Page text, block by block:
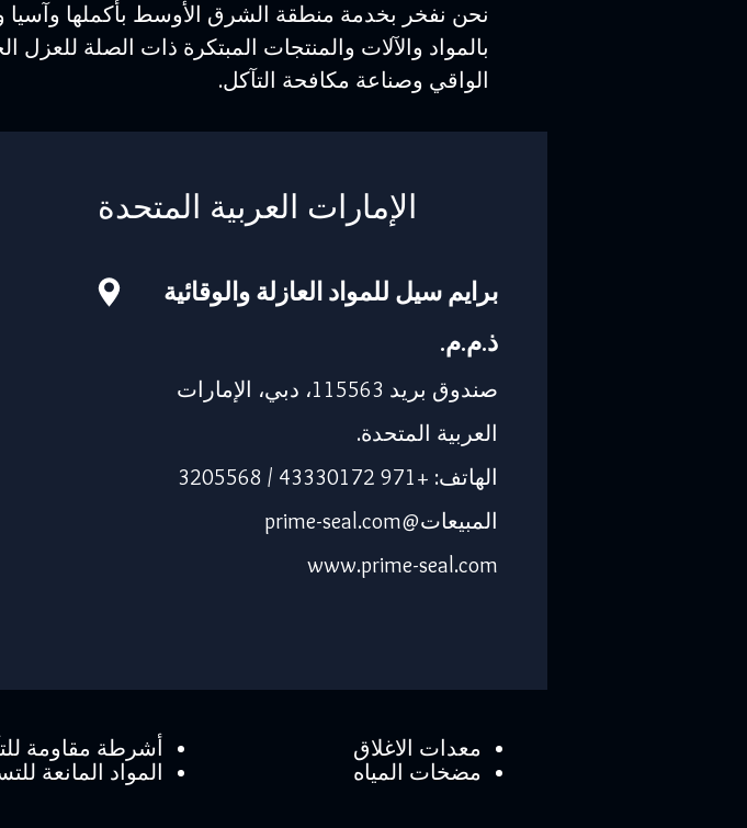
نحن نفخر بخدمة منطقة الشرق الأوسط بأكملها وآسيا
بالمواد والآلات والمنتجات المبتكرة ذات الصلة للعزل
الواقي وصناعة مكافحة التآكل.
الإمارات العربية المتحدة
برايم سيل للمواد العازلة والوقائية
ذ.م.م.
صندوق بريد 115563، دبي، الإمارات
العربية المتحدة.
الهاتف: +971 43330172 / 3205568
المبيعات@prime-seal.com
www.prime-seal.com
أشرطة مقاومة
المواد المانعة
معدات الاغلاق
مضخات المياه